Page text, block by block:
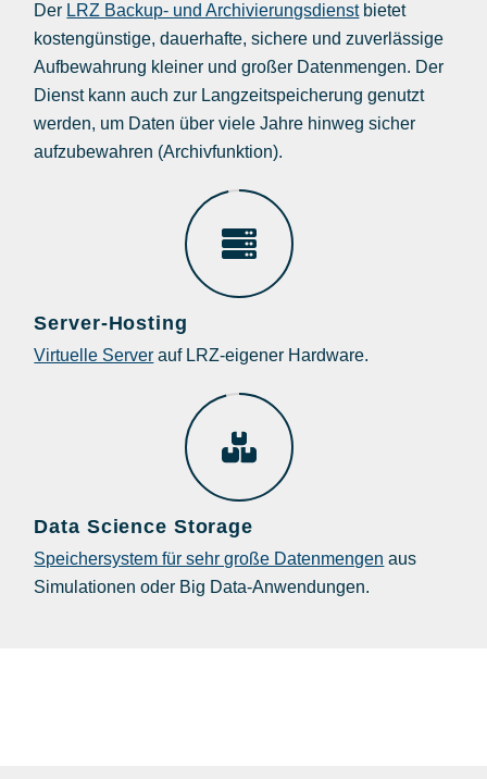
Der LRZ Backup- und Archivierungsdienstbietet
kostengünstige, dauerhafte, sichere und zuverlässige
Aufbewahrung kleiner und großer Datenmengen. Der
Dienst kann auch zur Langzeitspeicherung genutzt
werden, um Daten über viele Jahre hinweg sicher
aufzubewahren (Archivfunktion).
Server-Hosting
Virtuelle Server auf LRZ-eigener Hardware.
Data Science Storage
Speichersystem für sehr große Datenmengen aus
Simulationen oder Big Data-Anwendungen.